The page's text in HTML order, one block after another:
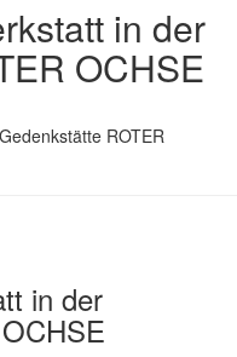
in der
OCHSE
ROTER
in der